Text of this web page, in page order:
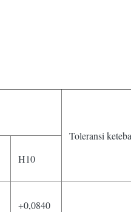
Toleransi
H10
+0,0840